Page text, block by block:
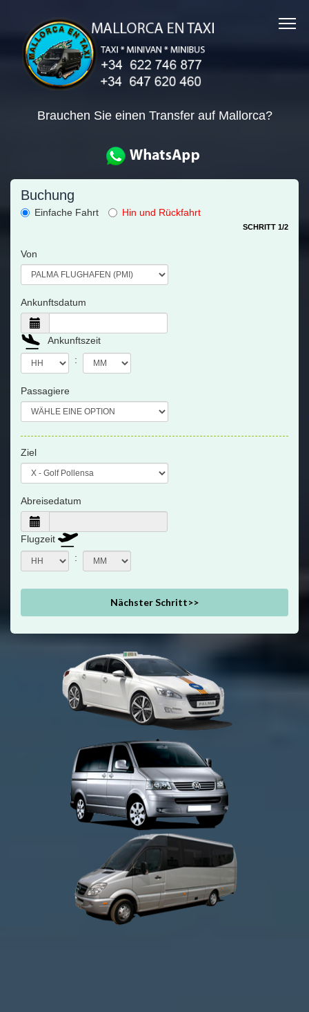
Brauchen Sie einen Transfer auf Mallorca?
Buchung
Einfache Fahrt Hin und Rückfahrt
SCHRITT 1/2
Von
Ankunftsdatum
Ankunftszeit
:
Passagiere
Ziel
Abreisedatum
Flugzeit
:
Nächster Schritt>>